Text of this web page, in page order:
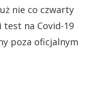
nie co czwarty
na Covid-19
poza oficjalnym